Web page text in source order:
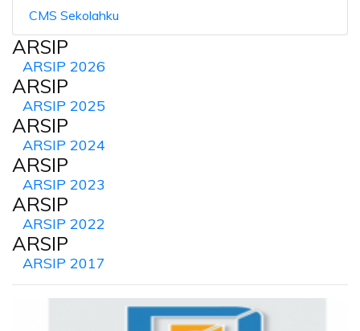
CMS Sekolahku
ARSIP
ARSIP 2026
ARSIP
ARSIP 2025
ARSIP
ARSIP 2024
ARSIP
ARSIP 2023
ARSIP
ARSIP 2022
ARSIP
ARSIP 2017